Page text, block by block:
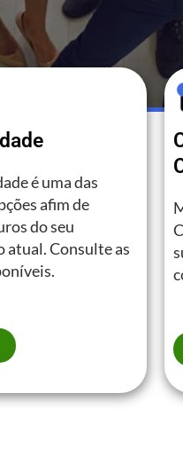
é uma das
afim de
do seu
atual. Consulte as